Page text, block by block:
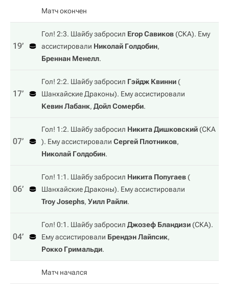
Матч окончен
19‎’‎
Гол! 2:3. Шайбу забросил Егор Савиков(СКА). Ему
ассистировали Николай Голдобин,
Бреннан Менелл.
17‎’‎
Гол! 2:2. Шайбу забросил Гэйдж Квинни(
Шанхайские Драконы). Ему ассистировали
Кевин Лабанк, Дойл Сомерби.
07‎’‎
Гол! 1:2. Шайбу забросил Никита Дишковский(СКА
). Ему ассистировали Сергей Плотников,
Николай Голдобин.
06‎’‎
Гол! 1:1. Шайбу забросил Никита Попугаев(
Шанхайские Драконы). Ему ассистировали
Troy Josephs, Уилл Райли.
04‎’‎
Гол! 0:1. Шайбу забросил Джозеф Бландизи(СКА).
Ему ассистировали Брендэн Лайпсик,
Рокко Гримальди.
Матч начался